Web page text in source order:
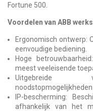
Fortune 500.
Voordelen van ABB
Ergonomisch ontwerp:
eenvoudige bediening.
Hoge
meest veeleisende
Uitgebreide
IP-bescherming:
afhankelijk van het